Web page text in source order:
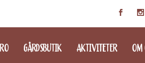
GÅRDSBUTIK AKTIVITETER OM